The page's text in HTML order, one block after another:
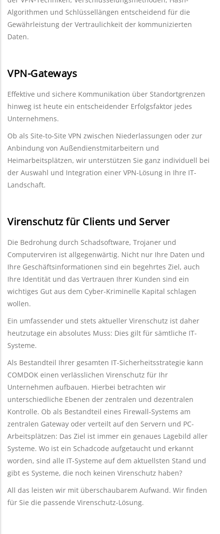
Algorithmen und Schlüssellängen entscheidend für die
Gewährleistung der Vertraulichkeit der kommunizierten
Daten.
VPN-Gateways
Effektive und sichere Kommunikation über Standortgrenzen
hinweg ist heute ein entscheidender Erfolgsfaktor jedes
Unternehmens.
Ob als Site-to-Site VPN zwischen Niederlassungen oder zur
Anbindung von Außendienstmitarbeitern und
Heimarbeitsplätzen, wir unterstützen Sie ganz individuell bei
der Auswahl und Integration einer VPN-Lösung in Ihre IT-
Landschaft.
Virenschutz für Clients und Server
Die Bedrohung durch Schadsoftware, Trojaner und
Computerviren ist allgegenwärtig. Nicht nur Ihre Daten und
Ihre Geschäftsinformationen sind ein begehrtes Ziel, auch
Ihre Identität und das Vertrauen Ihrer Kunden sind ein
wichtiges Gut aus dem Cyber-Kriminelle Kapital schlagen
wollen.
Ein umfassender und stets aktueller Virenschutz ist daher
heutzutage ein absolutes Muss: Dies gilt für sämtliche IT-
Systeme.
Als Bestandteil Ihrer gesamten IT-Sicherheitsstrategie kann
COMDOK einen verlässlichen Virenschutz für Ihr
Unternehmen aufbauen. Hierbei betrachten wir
unterschiedliche Ebenen der zentralen und dezentralen
Kontrolle. Ob als Bestandteil eines Firewall-Systems am
zentralen Gateway oder verteilt auf den Servern und PC-
Arbeitsplätzen: Das Ziel ist immer ein genaues Lagebild aller
Systeme. Wo ist ein Schadcode aufgetaucht und erkannt
worden, sind alle IT-Systeme auf dem aktuellsten Stand und
gibt es Systeme, die noch keinen Virenschutz haben?
All das leisten wir mit überschaubarem Aufwand. Wir finden
für Sie die passende Virenschutz-Lösung.